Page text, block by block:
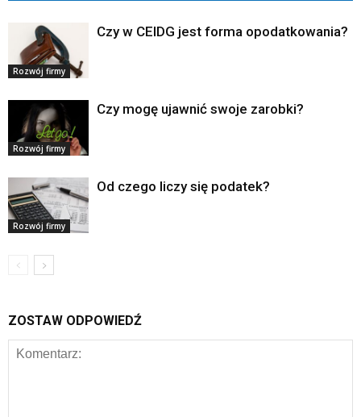
Rozwój firmy
Czy w CEIDG jest forma opodatkowania?
Rozwój firmy
Czy mogę ujawnić swoje zarobki?
Rozwój firmy
Od czego liczy się podatek?
ZOSTAW ODPOWIEDŹ